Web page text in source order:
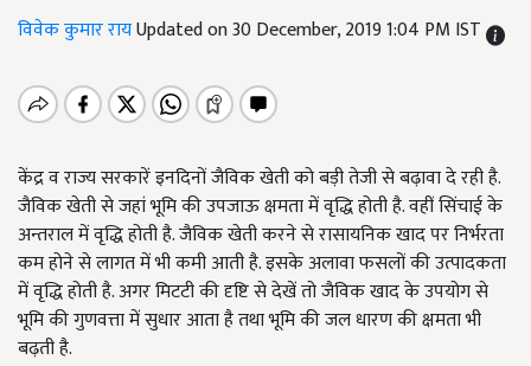
विवेक कुमार रायUpdated on 30 December, 2019 1:04 PM IST
केंद्र व राज्य सरकारें इनदिनों जैविक खेती को बड़ी तेजी से बढ़ावा दे रही है.
जैविक खेती से जहां भूमि की उपजाऊ क्षमता में वृद्धि होती है. वहीं सिंचाई के
अन्तराल में वृद्धि होती है. जैविक खेती करने से रासायनिक खाद पर निर्भरता
कम होने से लागत में भी कमी आती है. इसके अलावा फसलों की उत्पादकता
में वृद्धि होती है. अगर मिटटी की दृष्टि से देखें तो जैविक खाद के उपयोग से
भूमि की गुणवत्ता में सुधार आता है तथा भूमि की जल धारण की क्षमता भी
बढ़ती है.